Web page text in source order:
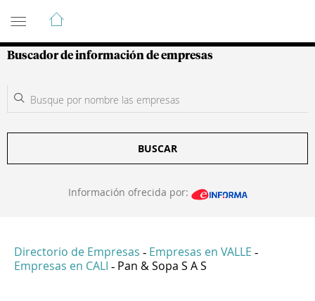
Guía de Empresas Colombianas
Buscador de información de empresas
BUSCAR
Información ofrecida por:
Directorio de Empresas - Empresas en VALLE -
Empresas en CALI - Pan & Sopa S A S